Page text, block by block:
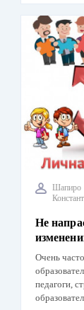
Шапиро
Не
Очень
педагоги,